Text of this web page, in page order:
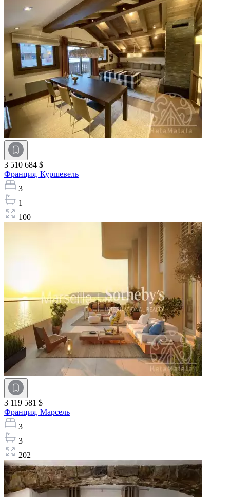
3 510 684 $
Франция, Куршевель
3
1
100
3 119 581 $
Франция, Марсель
3
3
202